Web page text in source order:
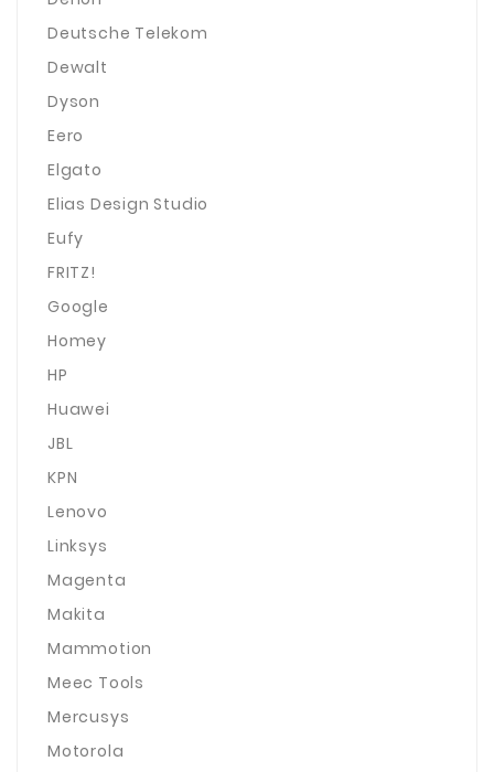
Deutsche Telekom
Dewalt
Dyson
Eero
Elgato
Elias Design Studio
Eufy
FRITZ!
Google
Homey
HP
Huawei
JBL
KPN
Lenovo
Linksys
Magenta
Makita
Mammotion
Meec Tools
Mercusys
Motorola